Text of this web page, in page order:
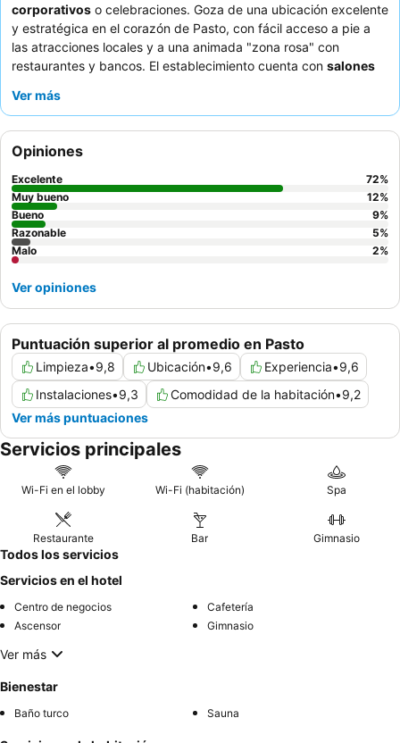
corporativos o celebraciones. Goza de una ubicación excelente
y estratégica en el corazón de Pasto, con fácil acceso a pie a
las atracciones locales y a una animada "zona rosa" con
restaurantes y bancos. El establecimiento cuenta con salones
aislamiento acústico, ideales para diversas reuniones. Los
especialmente la del equipo de coordinación de eventos, y
destacan el variado y abundante desayuno bufé. Para una
estancia más tranquila, se recomienda solicitar una habitación
con vistas al jardín.
Ver más
Puntuación superior al promedio en Pasto
Limpieza•9,8 Ubicación•9,6 Experiencia•9,6
Instalaciones•9,3 Comodidad de la habitación•9,2
Ver más puntuaciones
Opiniones
Excelente 72%
Muy bueno
12%
Bueno
9%
Razonable
5%
Malo
2%
Ver opiniones
Servicios principales
Wi-Fi en el lobby Wi-Fi (habitación) Spa
Restaurante Bar Gimnasio
Todos los servicios
Servicios en el hotel
Centro de negocios
Cafetería
Ascensor
Gimnasio
Ver más
Bienestar
Baño turco Sauna